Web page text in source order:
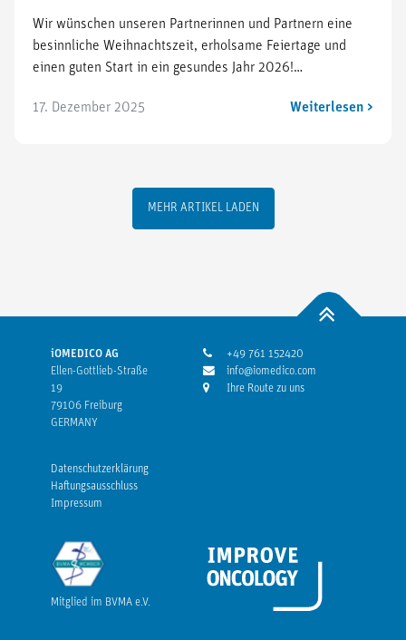
Wir wünschen unseren Partnerinnen und Partnern eine
besinnliche Weihnachtszeit, erholsame Feiertage und
einen guten Start in ein gesundes Jahr 2026!…
17. Dezember 2025 Weiterlesen >
MEHR ARTIKEL LADEN
iOMEDICO AG
Ellen-Gottlieb-Straße
19
79106 Freiburg
GERMANY
+49 761 152420
info@iomedico.com
Ihre Route zu uns
Datenschutzerklärung
Haftungsausschluss
Impressum
Mitglied im BVMA e.V.